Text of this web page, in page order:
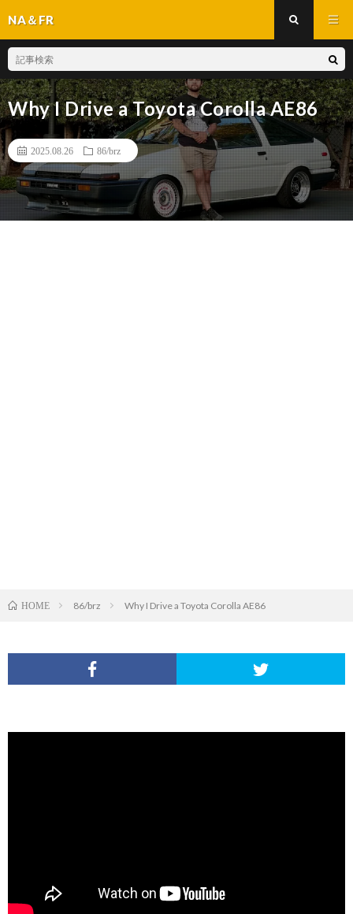
NA＆FR
Why I Drive a Toyota Corolla AE86
2025.08.26 86/brz
HOME 86/brz Why I Drive a Toyota Corolla AE86